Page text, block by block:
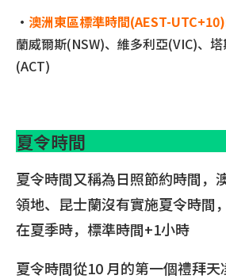
• 澳洲東區標準時間(AEST-UTC+10)
蘭威爾斯(NSW)、維多利亞(VIC)、
(ACT)
夏令時間
夏令時間又稱為日照節約時間，
領地、昆士蘭沒有實施夏令時間
在夏季時，標準時間+1小時
夏令時間從10 月的第一個禮拜天